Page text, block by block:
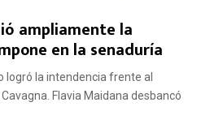
ampliamente la
en la senaduría
logró la intendencia frente al
Flavia Maidana desbancó